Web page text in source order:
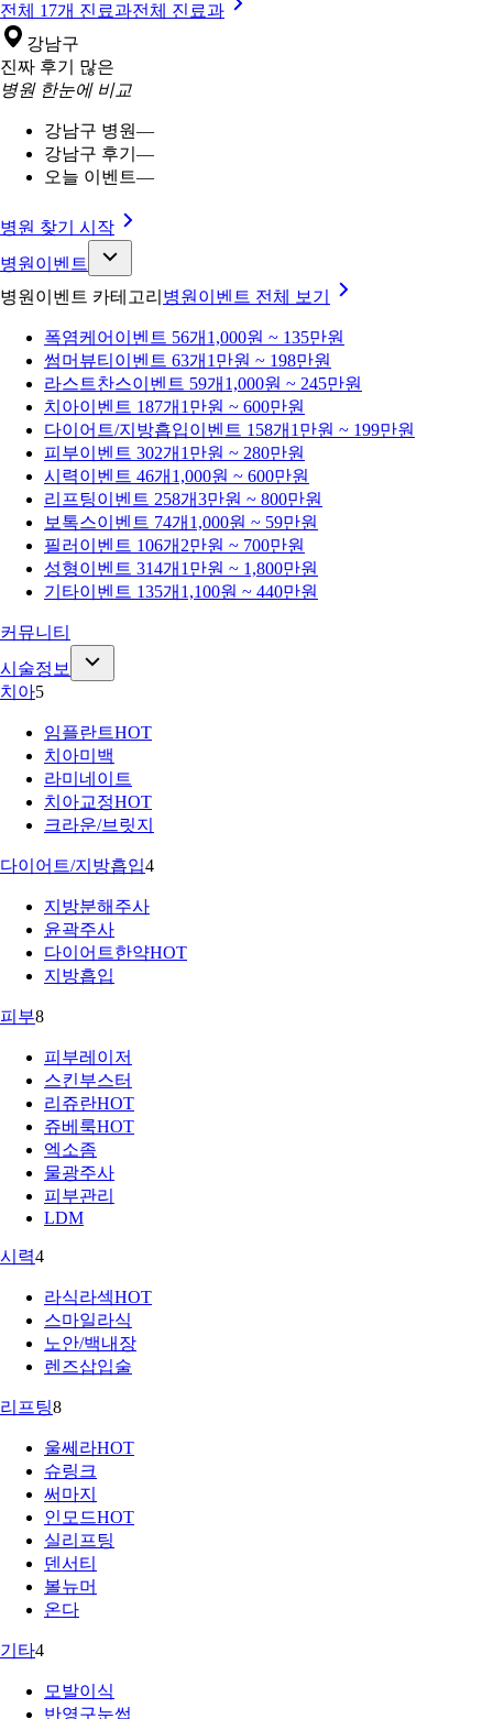
전체 17개 진료과전체 진료과
강남구
진짜 후기 많은
병원 한눈에 비교
강남구 병원—
강남구 후기 —
오늘 이벤트—
병원 찾기 시작
병원이벤트
병원이벤트 카테고리 병원이벤트 전체 보기
폭염케어 이벤트 56개 1,000원 ~ 135만원
썸머뷰티 이벤트 63개 1만원 ~ 198만원
라스트찬스이벤트 59개 1,000원 ~ 245만원
치아이벤트 187개 1만원 ~ 600만원
다이어트/지방흡입이벤트 158개 1만원 ~ 199만원
피부이벤트 302개 1만원 ~ 280만원
시력이벤트 46개 1,000원 ~ 600만원
리프팅이벤트 258개3만원 ~ 800만원
보톡스이벤트 74개 1,000원 ~ 59만원
필러 이벤트 106개 2만원 ~ 700만원
성형이벤트 314개 1만원 ~ 1,800만원
기타이벤트 135개 1,100원 ~ 440만원
커뮤니티
시술정보
치아5
임플란트HOT
치아미백
라미네이트
치아교정HOT
크라운/브릿지
다이어트/지방흡입4
지방분해주사
윤곽주사
다이어트한약HOT
지방흡입
피부8
피부레이저
스킨부스터
리쥬란HOT
쥬베룩HOT
엑소좀
물광주사
피부관리
LDM
시력4
라식라섹HOT
스마일라식
노안/백내장
렌즈삽입술
리프팅8
울쎄라HOT
슈링크
써마지
인모드HOT
실리프팅
덴서티
볼뉴머
온다
기타4
모발이식
반영구눈썹